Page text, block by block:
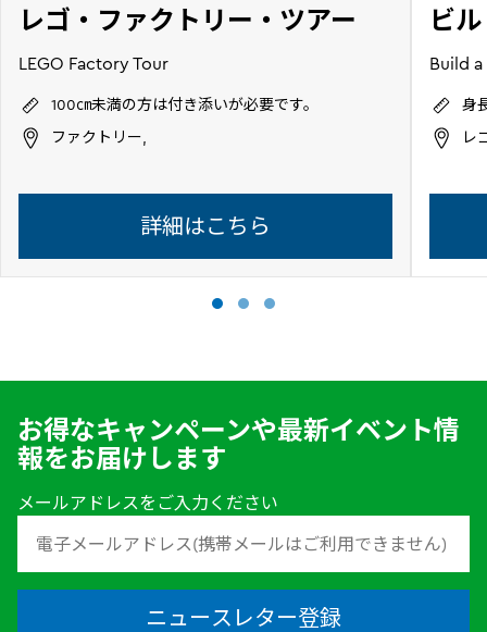
レゴ・ファクトリー・ツアー
LEGO Factory Tour
100㎝未満の方は付き添いが必要です。
ファクトリー,
詳細はこちら
ビ
Build
身
レ
お得なキャンペーンや最新イベント情
報をお届けします
メールアドレスをご入力ください
ニュースレター登録